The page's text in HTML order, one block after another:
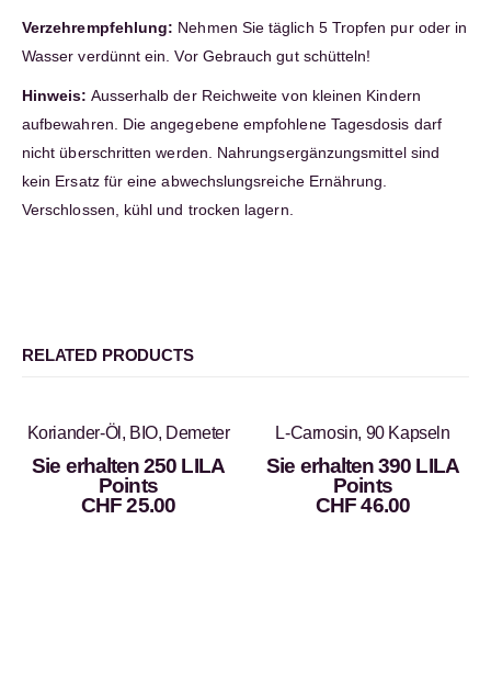
Verzehrempfehlung: Nehmen Sie täglich 5 Tropfen pur oder in
Wasser verdünnt ein. Vor Gebrauch gut schütteln!
Hinweis: Ausserhalb der Reichweite von kleinen Kindern
aufbewahren. Die angegebene empfohlene Tagesdosis darf
nicht überschritten werden. Nahrungsergänzungsmittel sind
kein Ersatz für eine abwechslungsreiche Ernährung.
Verschlossen, kühl und trocken lagern.
RELATED PRODUCTS
Koriander-Öl, BIO, Demeter
Sie erhalten 250 LILA
Points
CHF25.00
L-Carnosin, 90 Kapseln
Sie erhalten 390 LILA
Points
CHF46.00